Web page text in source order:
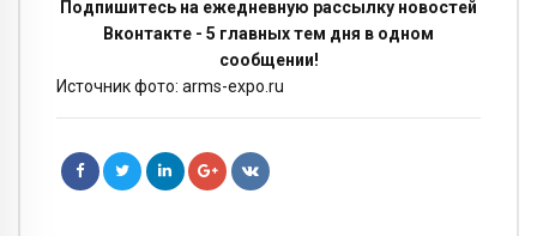
Подпишитесь на ежедневную рассылку новостей
Вконтакте - 5 главных тем дня в одном
сообщении!
Источник фото: arms-expo.ru